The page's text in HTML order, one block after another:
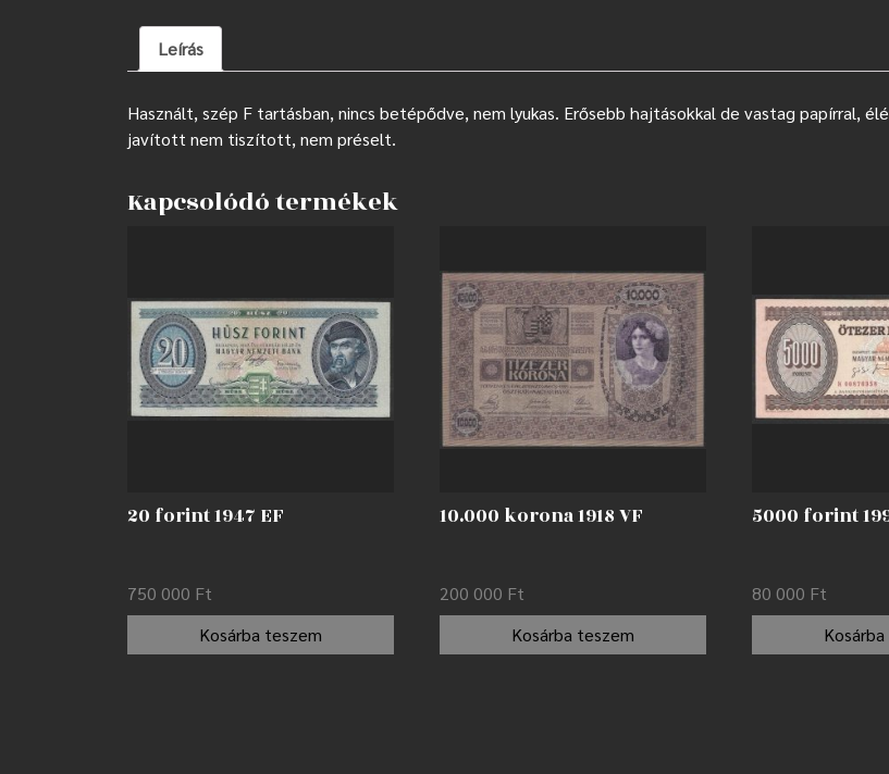
Leírás
Használt, szép F tartásban, nincs betépődve, nem lyukas. Erősebb hajtásokkal de vastag papírral,
javított nem tiszított, nem préselt.
Kapcsolódó termékek
20 forint 1947 EF
750 000 Ft
Kosárba teszem
10.000 korona 1918 VF
200 000 Ft
Kosárba teszem
5000 forint
80 000 Ft